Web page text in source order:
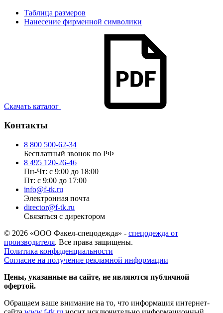
Таблица размеров
Нанесение фирменной символики
Скачать каталог
Контакты
8 800 500-62-34
Бесплатный звонок по РФ
8 495 120-26-46
Пн-Чт: с 9:00 до 18:00
Пт: с 9:00 до 17:00
info@f-tk.ru
Электронная почта
director@f-tk.ru
Связаться с директором
© 2026 «ООО Факел-спецодежда» - спецодежда от
производителя. Все права защищены.
Политика конфиденциальности
Согласие на получение рекламной информации
Цены, указанные на сайте, не являются публичной
офертой.
Обращаем ваше внимание на то, что информация интернет-